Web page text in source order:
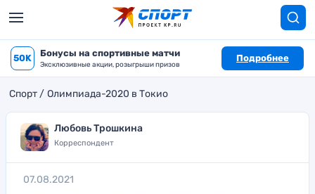
50K Бонусы на спортивные матчи
Эксклюзивные акции, розыгрыши призов
Подробнее
Спорт Олимпиада-2020 в Токио
Любовь Трошкина
Корреспондент
07.08.2021